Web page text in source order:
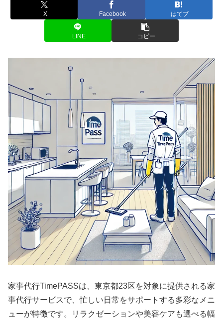
X Facebook はてブ
LINE コピー
家事代行TimePASSは、東京都23区を対象に提供される家
事代行サービスで、忙しい日常をサポートする多彩なメニ
ューが特徴です。リラクゼーションや美容ケアも選べる幅